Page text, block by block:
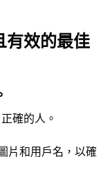
有效的最佳
確的人。
片和用戶名，以確